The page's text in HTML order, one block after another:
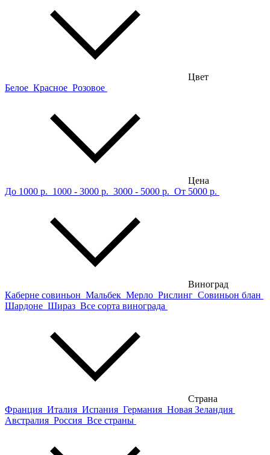
Цвет
Белое Красное Розовое
Цена
До 1000 р. 1000 - 3000 р. 3000 - 5000 р. От 5000 р.
Виноград
Каберне совиньон Мальбек Мерло Рислинг Совиньон блан
Шардоне Шираз Все сорта винограда
Страна
Франция Италия Испания Германия Новая Зеландия
Австралия Россия Все страны